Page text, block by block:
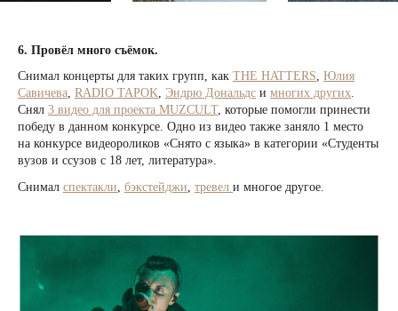
6. Провёл много съёмок.
Снимал концерты для таких групп, как THE HATTERS, Юлия
Савичева, RADIO TAPOK, Эндрю Дональдс и многих других.
Снял 3 видео для проекта MUZCULT, которые помогли принести
победу в данном конкурсе. Одно из видео также заняло 1 место
на конкурсе видеороликов «Снято с языка» в категории «Студенты
вузов и ссузов с 18 лет, литература».
Снимал спектакли бэкстейджи тревел и многое другое.